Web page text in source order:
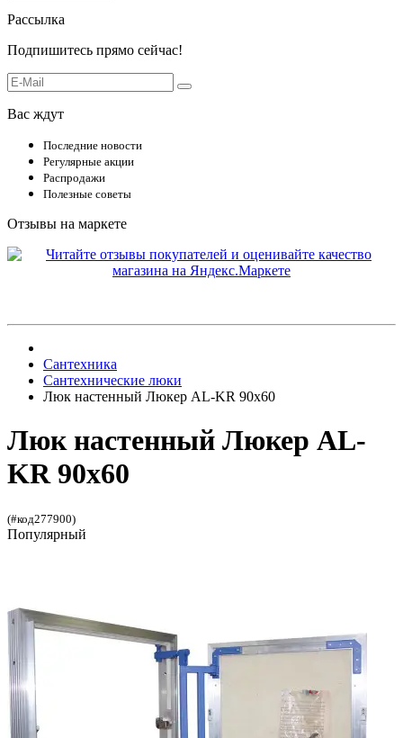
Рассылка
Подпишитесь прямо сейчас!
Вас ждут
Последние новости
Регулярные акции
Распродажи
Полезные советы
Отзывы на маркете
Сантехника
Сантехнические люки
Люк настенный Люкер AL-KR 90x60
Люк настенный Люкер AL-
KR 90x60
(#код277900)
Популярный